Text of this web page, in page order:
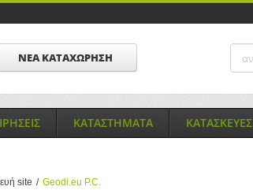
ΝΕΑ ΚΑΤΑΧΩΡΗΣΗ
ΚΑΤΑΣΤΗΜΑΤΑ ΚΑΤΑΣΚΕΥΕΣ
site / Geodi.eu P.C.